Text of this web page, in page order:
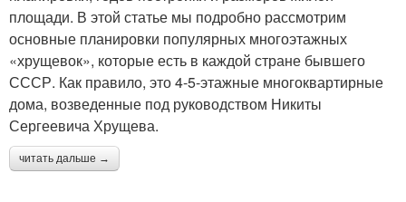
площади. В этой статье мы подробно рассмотрим
основные планировки популярных многоэтажных
«хрущевок», которые есть в каждой стране бывшего
СССР. Как правило, это 4-5-этажные многоквартирные
дома, возведенные под руководством Никиты
Сергеевича Хрущева.
читать дальше →